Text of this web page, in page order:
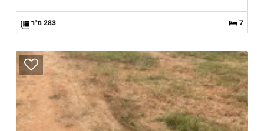
7 283 מ"ר